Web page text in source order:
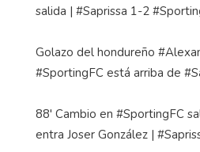
salida | #Saprissa 1-2
Golazo del hondureño
#SportingFC está arriba de
88' Cambio en #SportingFC
entra Joser González |